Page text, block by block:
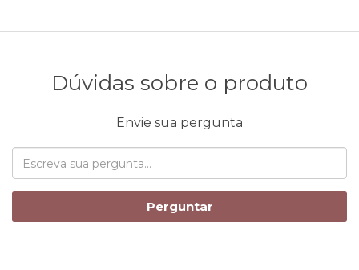
Dúvidas sobre o produto
Envie sua pergunta
Perguntar